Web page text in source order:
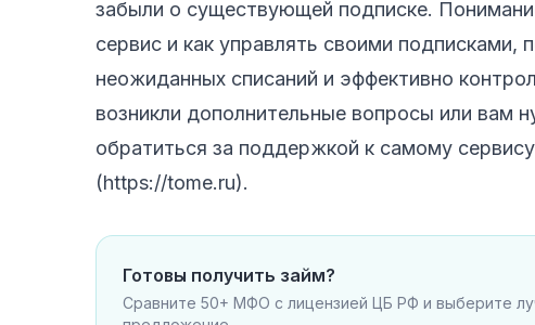
забыли о существующей подписке.
сервис и как управлять своими
неожиданных списаний и эффективно
возникли дополнительные вопросы или вам
обратиться за поддержкой к самому
(https://tome.ru).
Готовы получить займ?
Сравните 50+ МФО с лицензией ЦБ РФ и выберите